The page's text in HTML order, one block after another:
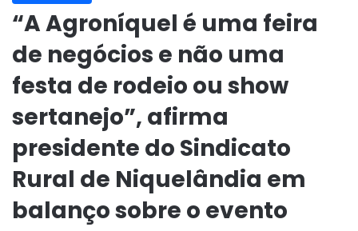
“A Agroníquel é uma feira
de negócios e não uma
festa de rodeio ou show
sertanejo”, afirma
presidente do Sindicato
Rural de Niquelândia em
balanço sobre o evento